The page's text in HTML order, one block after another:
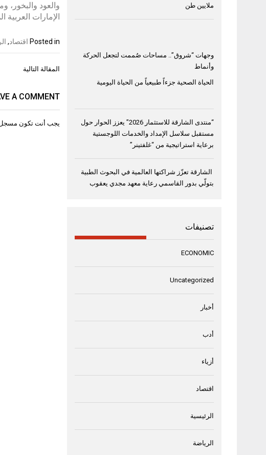
والعود والبخور،
الإمارات العربية
Posted in اقتصاد,
تصفّح
المقالة التالية
A COMMENT
يجب أنت تكون مسجل
ملايين طن
وجهات “شروق”.. مساحات صُممت لتجعل الحركة
وأنماط
الحياة الصحية جزءاً طبيعياً من الحياة اليومية
“منتدى الشارقة للاستثمار 2026” يعزز الحوار حول
مستقبل سلاسل الإمداد والخدمات اللوجستية
برعاية استراتيجية من “غلفتينر”
الشارقة تعزّز شراكتها العالمية في البحوث الطبية
بتولّي بدور القاسمي رعاية معهد مجدي يعقوب
تصنيفات
ECONOMIC
Uncategorized
أخبار
أدب
أزياء
اقتصاد
الرئيسية
الرياضة